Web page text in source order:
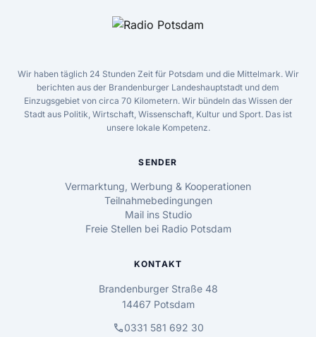
Wir haben täglich 24 Stunden Zeit für Potsdam und die Mittelmark. Wir
berichten aus der Brandenburger Landeshauptstadt und dem
Einzugsgebiet von circa 70 Kilometern. Wir bündeln das Wissen der
Stadt aus Politik, Wirtschaft, Wissenschaft, Kultur und Sport. Das ist
unsere lokale Kompetenz.
SENDER
Vermarktung, Werbung & Kooperationen
Teilnahmebedingungen
Mail ins Studio
Freie Stellen bei Radio Potsdam
KONTAKT
Brandenburger Straße 48
14467 Potsdam
call0331 581 692 30